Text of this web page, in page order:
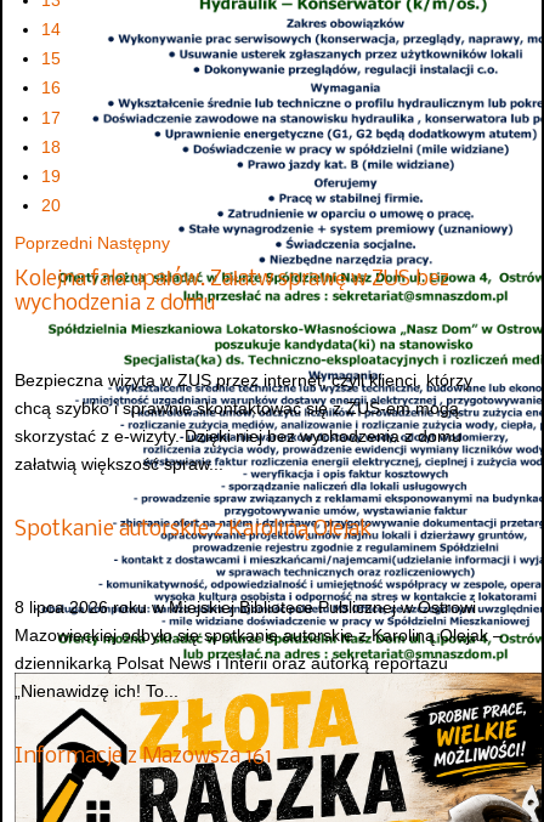
14
15
16
17
18
19
20
Poprzedni Następny
Kolejna fala upałów. Załatw sprawę w ZUS bez
wychodzenia z domu
Bezpieczna wizyta w ZUS przez internet, czyli klienci, którzy
chcą szybko i sprawnie skontaktować się z ZUS-em mogą
skorzystać z e-wizyty. Dzięki niej bez wychodzenia z domu
załatwią większość spraw...
Spotkanie autorskie z Karoliną Olejak
8 lipca 2026 roku w Miejskiej Bibliotece Publicznej w Ostrowi
Mazowieckiej odbyło się spotkanie autorskie z Karoliną Olejak –
dziennikarką Polsat News i Interii oraz autorką reportażu
„Nienawidzę ich! To...
Informacje z Mazowsza 161